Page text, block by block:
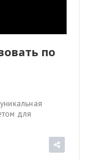
по
для